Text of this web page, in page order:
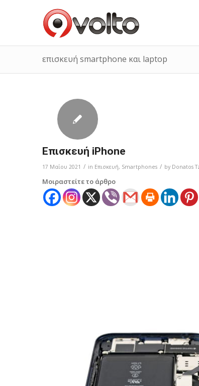
επισκευή smartphone και laptop
Επισκευή iPhone
17 Μαΐου 2021 / in Επισκευή, Smartphones / by Donatos
Μοιραστείτε το άρθρο